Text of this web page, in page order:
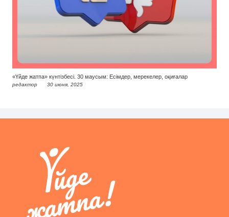
«Үйде жатпа» күнтізбесі. 30 маусым: Есімдер, мерекелер, оқиғалар
редактор 30 июня, 2025